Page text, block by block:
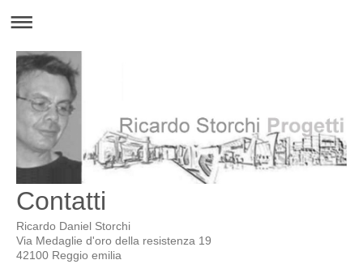
Contatti
Ricardo Daniel Storchi
Via Medaglie d'oro della resistenza 19
42100 Reggio emilia